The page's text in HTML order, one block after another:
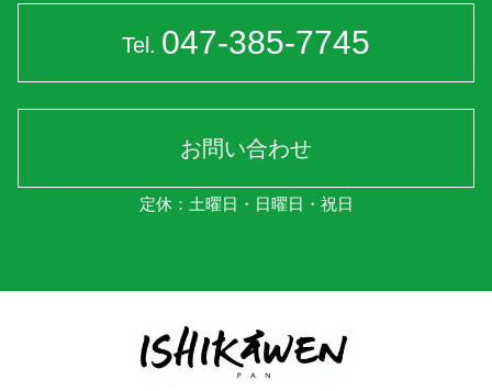
Tel. 047-385-7745
お問い合わせ
定休：土曜日・日曜日・祝日